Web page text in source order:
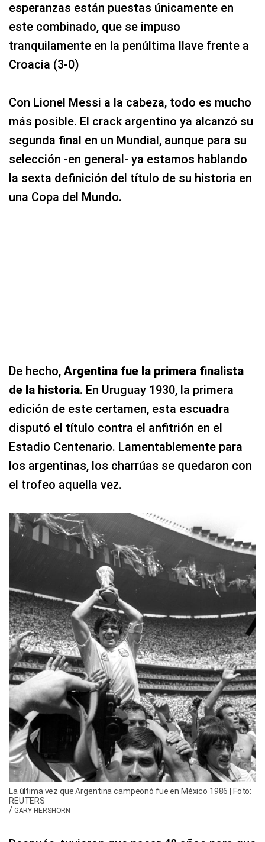
esperanzas están puestas únicamente en
este combinado, que se impuso
tranquilamente en la penúltima llave frente a
Croacia (3-0)
Con Lionel Messi a la cabeza, todo es mucho
más posible. El crack argentino ya alcanzó su
segunda final en un Mundial, aunque para su
selección -en general- ya estamos hablando
la sexta definición del título de su historia en
una Copa del Mundo.
De hecho, Argentina fue la primera finalista
de la historia. En Uruguay 1930, la primera
edición de este certamen, esta escuadra
disputó el título contra el anfitrión en el
Estadio Centenario. Lamentablemente para
los argentinas, los charrúas se quedaron con
el trofeo aquella vez.
La última vez que Argentina campeonó fue en México 1986 | Foto:
REUTERS
/ GARY HERSHORN